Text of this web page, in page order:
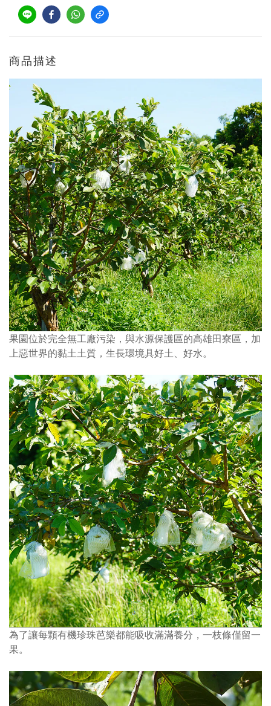
商品描述
果園位於完全無工廠污染，與水源保護區的高雄田寮區，加
上惡世界的黏土土質，生長環境具好土、好水。
為了讓每顆有機珍珠芭樂都能吸收滿滿養分，一枝條僅留一
果。